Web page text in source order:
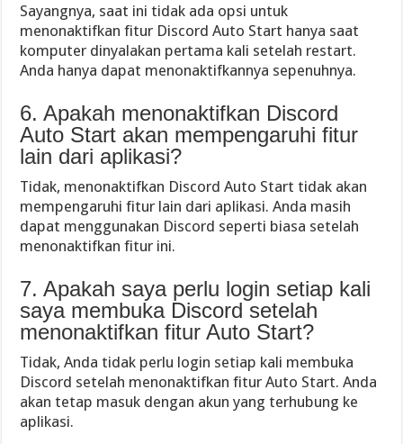
Sayangnya, saat ini tidak ada opsi untuk
menonaktifkan fitur Discord Auto Start hanya saat
komputer dinyalakan pertama kali setelah restart.
Anda hanya dapat menonaktifkannya sepenuhnya.
6. Apakah menonaktifkan Discord
Auto Start akan mempengaruhi fitur
lain dari aplikasi?
Tidak, menonaktifkan Discord Auto Start tidak akan
mempengaruhi fitur lain dari aplikasi. Anda masih
dapat menggunakan Discord seperti biasa setelah
menonaktifkan fitur ini.
7. Apakah saya perlu login setiap kali
saya membuka Discord setelah
menonaktifkan fitur Auto Start?
Tidak, Anda tidak perlu login setiap kali membuka
Discord setelah menonaktifkan fitur Auto Start. Anda
akan tetap masuk dengan akun yang terhubung ke
aplikasi.